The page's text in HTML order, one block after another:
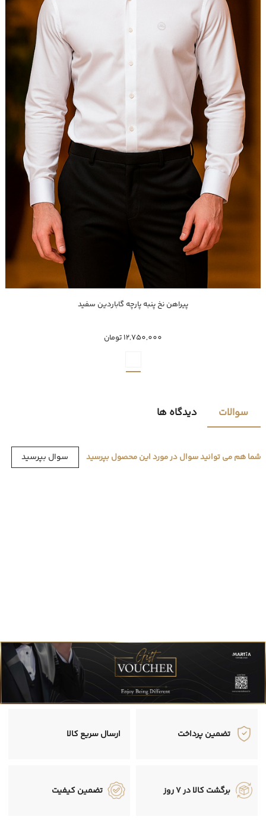
خرید سریع
پیراهن نخ پنبه پارچه گاباردین سفید
12,750,000 تومان
سوالات دیدگاه ها
شما هم می توانید سوال در مورد این محصول بپرسید سوال بپرسید
تضمین پرداخت ارسال سریع کالا
برگشت کالا در 7 روز تضمین کیفیت